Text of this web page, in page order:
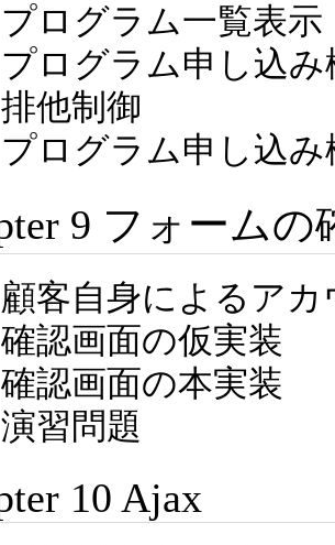
ログラム一覧表
ログラム申し込み
他制御
ログラム申し込
9 フォームの
客自身によるア
認画面の仮実装
認画面の本実装
習問題
10 Ajax